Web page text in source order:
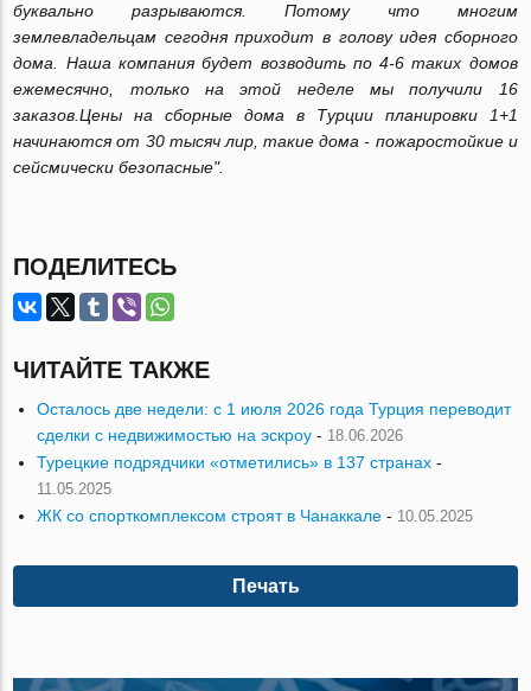
буквально разрываются. Потому что многим
землевладельцам сегодня приходит в голову идея сборного
дома. Наша компания будет возводить по 4-6 таких домов
ежемесячно, только на этой неделе мы получили 16
заказов.Цены на сборные дома в Турции планировки 1+1
начинаются от 30 тысяч лир, такие дома - пожаростойкие и
сейсмически безопасные".
ПОДЕЛИТЕСЬ
ЧИТАЙТЕ ТАКЖЕ
Осталось две недели: с 1 июля 2026 года Турция переводит
сделки с недвижимостью на эскроу - 18.06.2026
Турецкие подрядчики «отметились» в 137 странах -
11.05.2025
ЖК со спорткомплексом строят в Чанаккале - 10.05.2025
Печать